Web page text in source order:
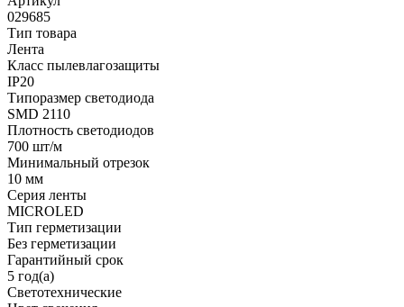
029685
Тип товара
Лента
Класс пылевлагозащиты
IP20
Типоразмер светодиода
SMD 2110
Плотность светодиодов
700 шт/м
Минимальный отрезок
10 мм
Серия ленты
MICROLED
Тип герметизации
Без герметизации
Гарантийный срок
5 год(а)
Светотехнические